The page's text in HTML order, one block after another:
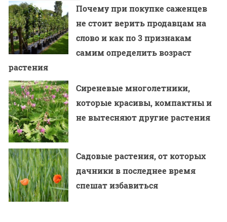
Почему при покупке саженцев
не стоит верить продавцам на
слово и как по 3 признакам
самим определить возраст
растения
Сиреневые многолетники,
которые красивы, компактны и
не вытесняют другие растения
Садовые растения, от которых
дачники в последнее время
спешат избавиться